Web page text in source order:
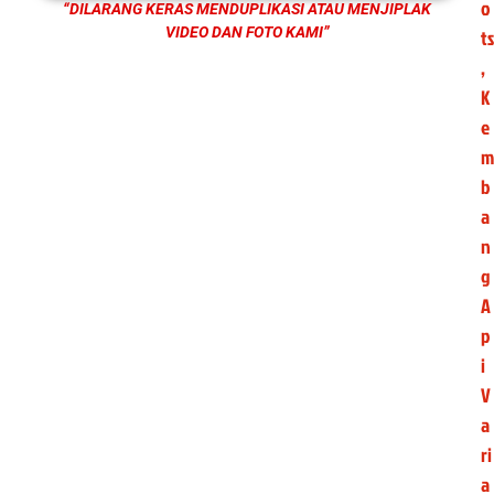
“DILARANG KERAS MENDUPLIKASI ATAU MENJIPLAK
VIDEO DAN FOTO KAMI”
o
ts
,
K
e
m
b
a
n
g
A
p
i
V
a
ri
a